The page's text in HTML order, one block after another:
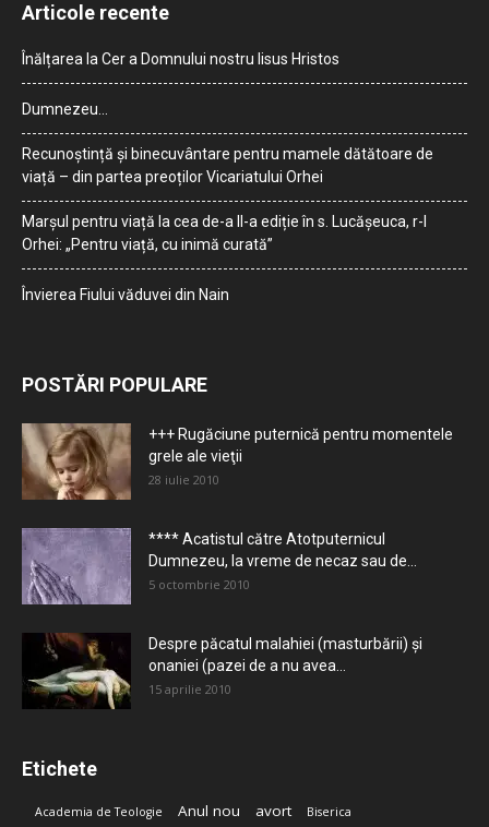
Articole recente
Înălțarea la Cer a Domnului nostru Iisus Hristos
Dumnezeu…
Recunoștință și binecuvântare pentru mamele dătătoare de
viață – din partea preoților Vicariatului Orhei
Marșul pentru viață la cea de-a II-a ediție în s. Lucășeuca, r-l
Orhei: „Pentru viață, cu inimă curată”
Învierea Fiului văduvei din Nain
POSTĂRI POPULARE
+++ Rugăciune puternică pentru momentele
grele ale vieţii
28 iulie 2010
**** Acatistul către Atotputernicul
Dumnezeu, la vreme de necaz sau de...
5 octombrie 2010
Despre păcatul malahiei (masturbării) şi
onaniei (pazei de a nu avea...
15 aprilie 2010
Etichete
Academia de Teologie Anul nou avort Biserica